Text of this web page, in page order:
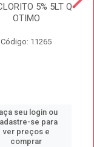
5% 5LT Q-
OTIMO
Código: 11265
seu login ou
se para
ver preços e
comprar